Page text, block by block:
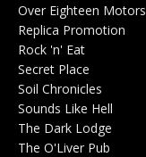
Over Eighteen Motors
Replica Promotion
Rock 'n' Eat
Secret Place
Soil Chronicles
Sounds Like Hell
The Dark Lodge
The O'Liver Pub